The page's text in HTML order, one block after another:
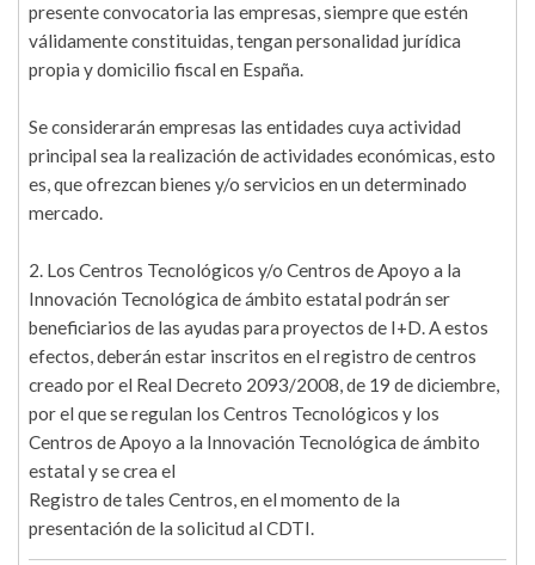
presente convocatoria las empresas, siempre que estén
válidamente constituidas, tengan personalidad jurídica
propia y domicilio fiscal en España.
Se considerarán empresas las entidades cuya actividad
principal sea la realización de actividades económicas, esto
es, que ofrezcan bienes y/o servicios en un determinado
mercado.
2. Los Centros Tecnológicos y/o Centros de Apoyo a la
Innovación Tecnológica de ámbito estatal podrán ser
beneficiarios de las ayudas para proyectos de I+D. A estos
efectos, deberán estar inscritos en el registro de centros
creado por el Real Decreto 2093/2008, de 19 de diciembre,
por el que se regulan los Centros Tecnológicos y los
Centros de Apoyo a la Innovación Tecnológica de ámbito
estatal y se crea el
Registro de tales Centros, en el momento de la
presentación de la solicitud al CDTI.